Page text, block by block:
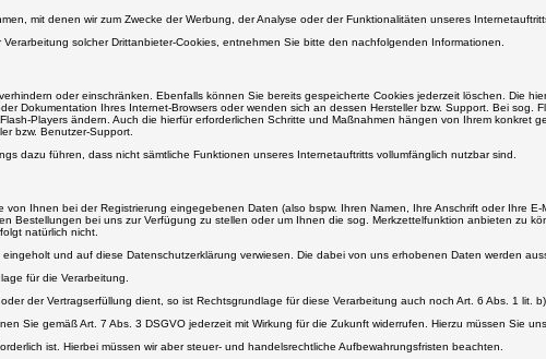
mit denen wir zum Zwecke der Werbung, der Analyse oder der Funktionalitäten unseres
solcher Drittanbieter-Cookies, entnehmen Sie bitte den nachfolgenden Informationen.
oder einschränken. Ebenfalls können Sie bereits gespeicherte Cookies jederzeit löschen. Die
Dokumentation Ihres Internet-Browsers oder wenden sich an dessen Hersteller bzw. Support. Bei sog.
Players ändern. Auch die hierfür erforderlichen Schritte und Maßnahmen hängen von Ihrem konkret
bzw. Benutzer-Support.
dazu führen, dass nicht sämtliche Funktionen unseres Internetauftritts vollumfänglich nutzbar sind.
Ihnen bei der Registrierung eingegebenen Daten (also bspw. Ihren Namen, Ihre Anschrift oder Ihre
Bestellungen bei uns zur Verfügung zu stellen oder um Ihnen die sog. Merkzettelfunktion anbieten zu
natürlich nicht.
und auf diese Datenschutzerklärung verwiesen. Die dabei von uns erhobenen Daten werden
für die Verarbeitung.
der Vertragserfüllung dient, so ist Rechtsgrundlage für diese Verarbeitung auch noch Art. 6 Abs. 1 lit. b)
Sie gemäß Art. 7 Abs. 3 DSGVO jederzeit mit Wirkung für die Zukunft widerrufen. Hierzu müssen Sie
ist. Hierbei müssen wir aber steuer- und handelsrechtliche Aufbewahrungsfristen beachten.